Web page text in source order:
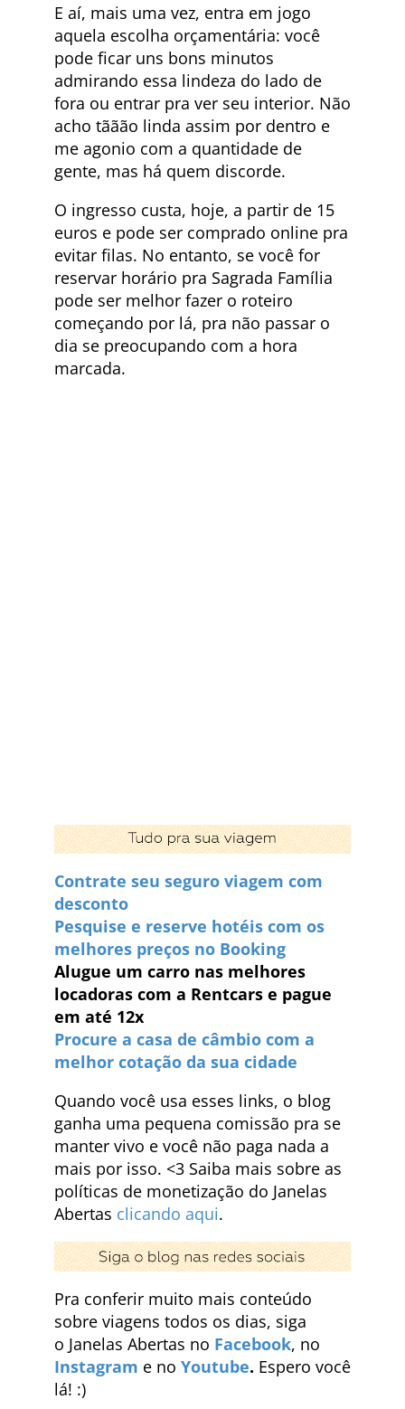
E aí, mais uma vez, entra em jogo
aquela escolha orçamentária: você
pode ficar uns bons minutos
admirando essa lindeza do lado de
fora ou entrar pra ver seu interior. Não
acho tããão linda assim por dentro e
me agonio com a quantidade de
gente, mas há quem discorde.
O ingresso custa, hoje, a partir de 15
euros e pode ser comprado online pra
evitar filas. No entanto, se você for
reservar horário pra Sagrada Família
pode ser melhor fazer o roteiro
começando por lá, pra não passar o
dia se preocupando com a hora
marcada.
Contrate seu seguro viagem com
desconto
Pesquise e reserve hotéis com os
melhores preços no Booking
Alugue um carro nas melhores
locadoras com a Rentcars e pague
em até 12x
Procure a casa de câmbio com a
melhor cotação da sua cidade
Quando você usa esses links, o blog
ganha uma pequena comissão pra se
manter vivo e você não paga nada a
mais por isso. <3 Saiba mais sobre as
políticas de monetização do Janelas
Abertas clicando aqui.
Pra conferir muito mais conteúdo
sobre viagens todos os dias, siga
o Janelas Abertas no Facebook, no
Instagram e no Youtube. Espero você
lá! :)